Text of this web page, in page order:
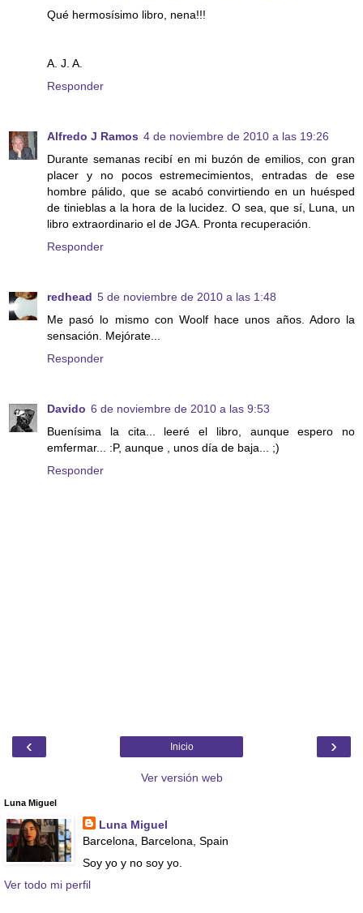
Qué hermosísimo libro, nena!!!
A. J. A.
Responder
Alfredo J Ramos 4 de noviembre de 2010 a las 19:26
Durante semanas recibí en mi buzón de emilios, con gran
placer y no pocos estremecimientos, entradas de ese
hombre pálido, que se acabó convirtiendo en un huésped
de tinieblas a la hora de la lucidez. O sea, que sí, Luna, un
libro extraordinario el de JGA. Pronta recuperación.
Responder
redhead 5 de noviembre de 2010 a las 1:48
Me pasó lo mismo con Woolf hace unos años. Adoro la
sensación. Mejórate...
Responder
Davido 6 de noviembre de 2010 a las 9:53
Buenísima la cita... leeré el libro, aunque espero no
emfermar... :P, aunque , unos día de baja... ;)
Responder
‹ ›
Inicio
Ver versión web
Luna Miguel
Luna Miguel
Barcelona, Barcelona, Spain
Soy yo y no soy yo.
Ver todo mi perfil